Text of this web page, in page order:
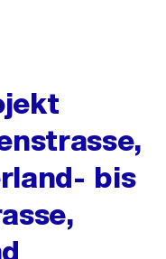
bis